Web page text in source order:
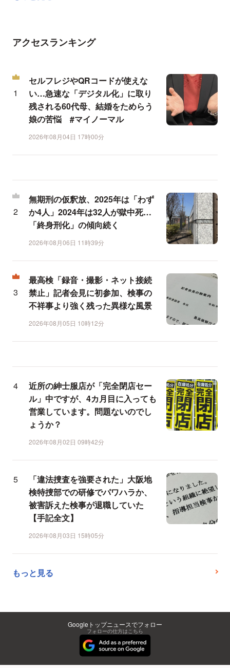
アクセスランキング
セルフレジやQRコードが使えな
い…急速な「デジタル化」に取り
残される60代母、結婚をためらう
娘の苦悩 #マイノーマル
2026年08月04日 17時00分
無期刑の仮釈放、2025年は「わず
か4人」2024年は32人が獄中死…
「終身刑化」の傾向続く
2026年08月06日 11時39分
最高検「録音・撮影・ネット接続
禁止」記者会見に初参加、検事の
不祥事より強く残った異様な風景
2026年08月05日 10時12分
近所の紳士服店が「完全閉店セー
ル」中ですが、4カ月目に入っても
営業しています。問題ないのでし
ょうか？
2026年08月02日 09時42分
「違法捜査を強要された」大阪地
検特捜部での研修でパワハラか、
被害訴えた検事が退職していた
【手記全文】
2026年08月03日 15時05分
もっと見る
Googleトップニュースでフォロー
フォローの仕方はこちら